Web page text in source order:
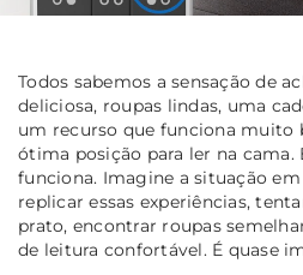
Todos sabemos a sensação de
deliciosa, roupas lindas, uma
um recurso que funciona muito
ótima posição para ler na cama.
funciona. Imagine a situação
replicar essas experiências,
prato, encontrar roupas
de leitura confortável. É quase